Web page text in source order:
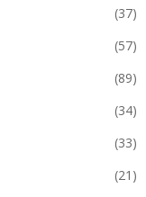
(37)
(57)
(89)
(34)
(33)
(21)